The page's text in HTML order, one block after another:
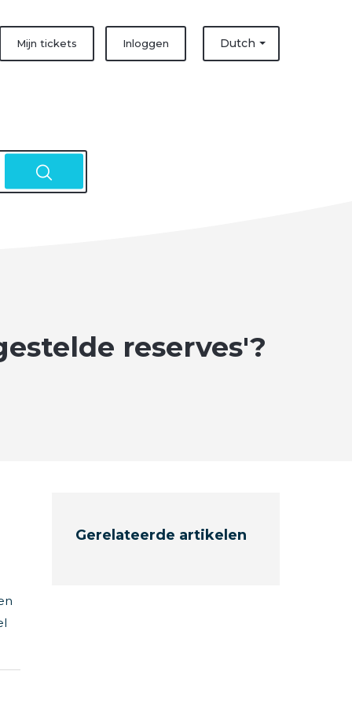
Mijn tickets Dutch
Inloggen
reserves'?
Gerelateerde artikelen